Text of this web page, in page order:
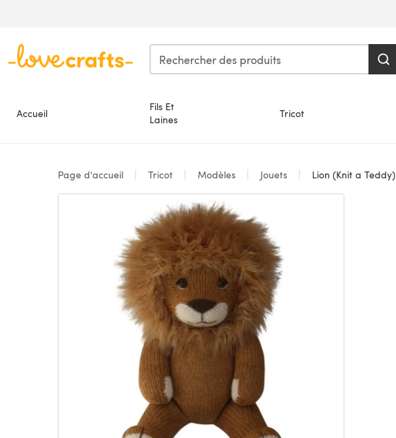
Accueil
Fils Et
Laines
Tricot
Page d'accueil Tricot Modèles Jouets Lion (Knit a Teddy)